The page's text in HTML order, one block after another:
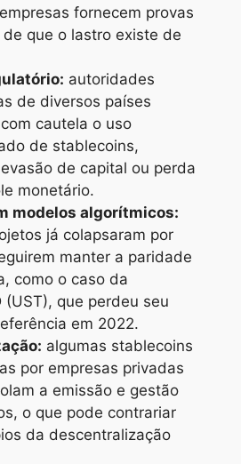
fornecem provas
de que o lastro existe de
autoridades
de diversos países
cautela o uso
de stablecoins,
de capital ou perda
monetário.
modelos algorítmicos:
já colapsaram por
manter a paridade
como o caso da
(UST), que perdeu seu
em 2022.
algumas stablecoins
por empresas privadas
a emissão e gestão
o que pode contrariar
da descentralização